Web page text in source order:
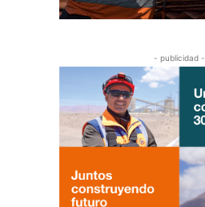
- publicidad -